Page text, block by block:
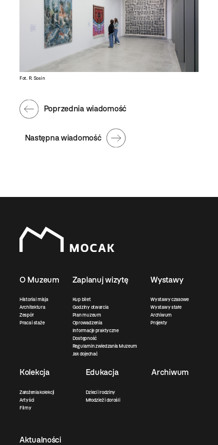
Fot. R. Sosin
Następna wiadomość
Poprzednia wiadomość
O Muzeum
Historia i misja
Architektura
Zespół
Praca i staże
Zaplanuj wizytę
Kup bilet
Godziny otwarcia
Plan muzeum
Oprowadzenia
Informacje praktyczne
Dostępność
Regulamin zwiedzania Muzeum
Jak dojechać
Wystawy
Wystawy czasowe
Wystawy stałe
Archiwum
Projekty
Kolekcja
Założenia kolekcji
Artyści
Filmy
Edukacja
Dzieci i rodziny
Młodzież i dorośli
Archiwum
Aktualności